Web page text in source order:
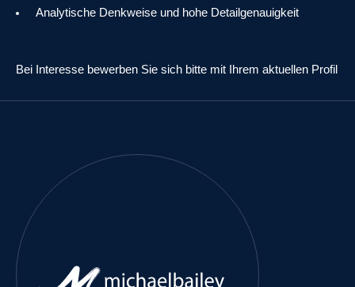
Analytische Denkweise und hohe Detailgenauigkeit
Bei Interesse bewerben Sie sich bitte mit Ihrem aktuellen Profil